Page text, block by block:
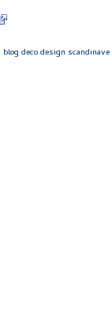
blog deco design scandinave